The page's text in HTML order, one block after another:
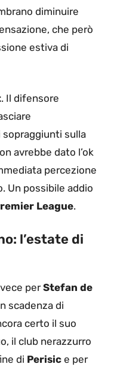
diminuire
che però
estiva di
. Il difensore
sulla
avrebbe dato l’ok
percezione
Un possibile addio
League.
l’estate di
perStefan de
scadenza di
certo il suo
il club nerazzurro
di Perisic e per